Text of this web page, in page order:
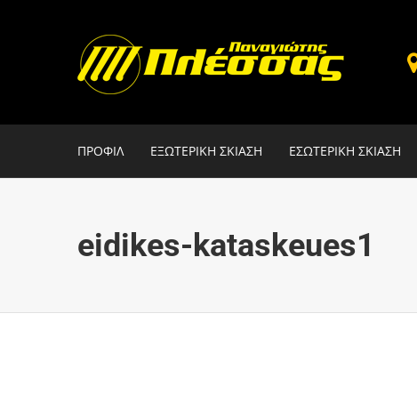
ΠΡΟΦΙΛ ΕΞΩΤΕΡΙΚΗ ΣΚΙΑΣΗ ΕΣΩΤΕΡΙΚΗ ΣΚΙΑΣΗ
eidikes-kataskeues1